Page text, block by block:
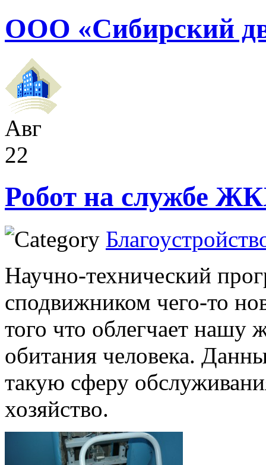
ООО «Сибирский
Авг
22
Робот на службе
Научно-технический
сподвижником чего-то
того что облегчает нашу
обитания человека.
такую сферу
хозяйство.